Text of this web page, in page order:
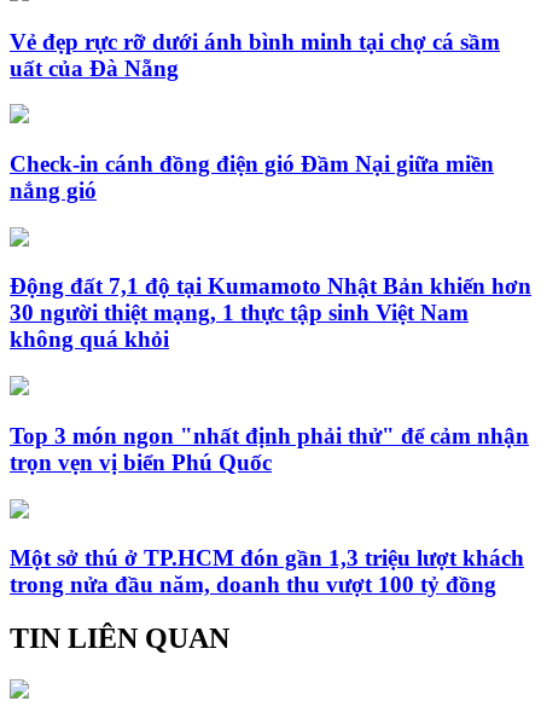
Vẻ đẹp rực rỡ dưới ánh bình minh tại chợ cá sầm
uất của Đà Nẵng
Check-in cánh đồng điện gió Đầm Nại giữa miền
nắng gió
Động đất 7,1 độ tại Kumamoto Nhật Bản khiến hơn
30 người thiệt mạng, 1 thực tập sinh Việt Nam
không quá khỏi
Top 3 món ngon "nhất định phải thử" để cảm nhận
trọn vẹn vị biển Phú Quốc
Một sở thú ở TP.HCM đón gần 1,3 triệu lượt khách
trong nửa đầu năm, doanh thu vượt 100 tỷ đồng
TIN LIÊN QUAN